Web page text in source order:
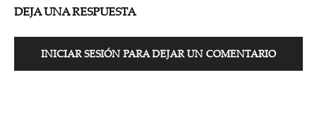
DEJA UNA RESPUESTA
INICIAR SESIÓN PARA DEJAR UN COMENTARIO